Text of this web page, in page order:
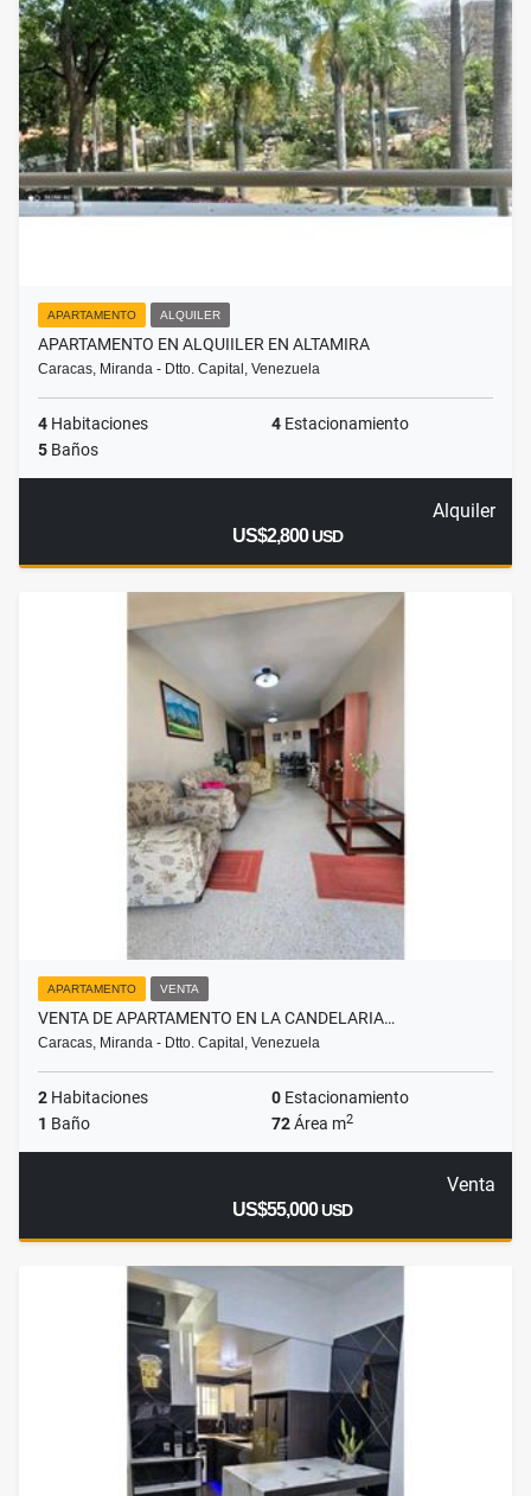
APARTAMENTO ALQUILER
APARTAMENTO EN ALQUIILER EN ALTAMIRA
Caracas, Miranda - Dtto. Capital, Venezuela
4 Habitaciones 4 Estacionamiento
5 Baños
Alquiler
US$2,800USD
APARTAMENTO VENTA
VENTA DE APARTAMENTO EN LA CANDELARIA…
Caracas, Miranda - Dtto. Capital, Venezuela
2 Habitaciones 0 Estacionamiento
1 Baño 72Área m2
Venta
US$55,000USD